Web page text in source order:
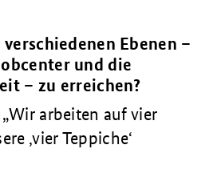
Ebenen –
und die
– zu erreichen?
„Wir arbeiten auf vier
‚vier Teppiche‘